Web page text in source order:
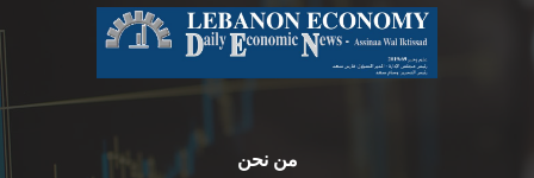
من نحن